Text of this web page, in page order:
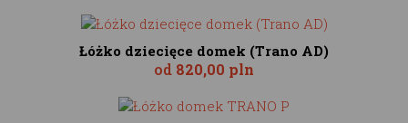
Łóżko dziecięce domek (Trano AD)
od 820,00 pln